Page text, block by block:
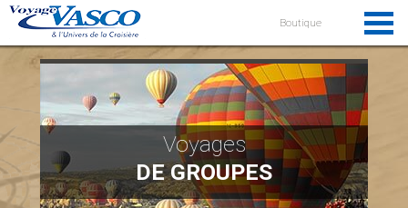
Boutique
Voyages
DE GROUPES